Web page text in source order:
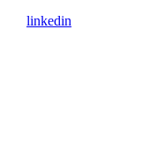
linkedin